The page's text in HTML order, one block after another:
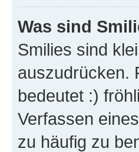
Was sind
Smilies sind
auszudrücken.
bedeutet :)
Verfassen
zu häufig zu